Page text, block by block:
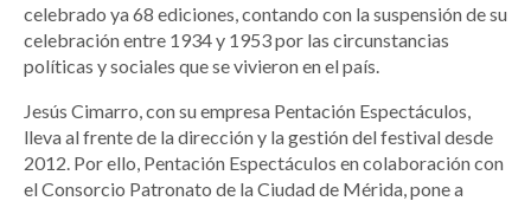
celebrado ya 68 ediciones, contando con la suspensión de su
celebración entre 1934 y 1953 por las circunstancias
políticas y sociales que se vivieron en el país.
Jesús Cimarro, con su empresa Pentación Espectáculos,
lleva al frente de la dirección y la gestión del festival desde
2012. Por ello, Pentación Espectáculos en colaboración con
el Consorcio Patronato de la Ciudad de Mérida, pone a